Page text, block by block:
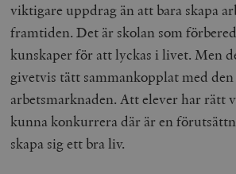
viktigare uppdrag än att bara skapa
framtiden. Det är skolan som
kunskaper för att lyckas i livet. Men
givetvis tätt sammankopplat med
arbetsmarknaden. Att elever har rätt
kunna konkurrera där är en
skapa sig ett bra liv.